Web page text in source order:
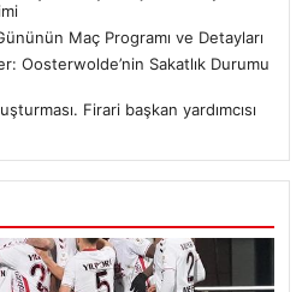
Maç Programı ve Detayları
Oosterwolde’nin Sakatlık Durumu
Firari başkan yardımcısı